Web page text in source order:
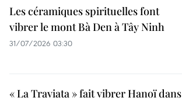
Les céramiques spirituelles font
vibrer le mont Bà Den à Tây Ninh
31/07/2026 03:30
« La Traviata » fait vibrer Hanoï dans